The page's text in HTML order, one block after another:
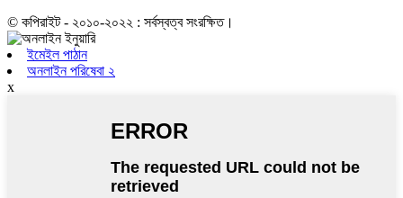
© কপিরাইট - ২০১০-২০২২ : সর্বস্বত্ব সংরক্ষিত।
ইমেইল পাঠান
অনলাইন পরিষেবা ২
x